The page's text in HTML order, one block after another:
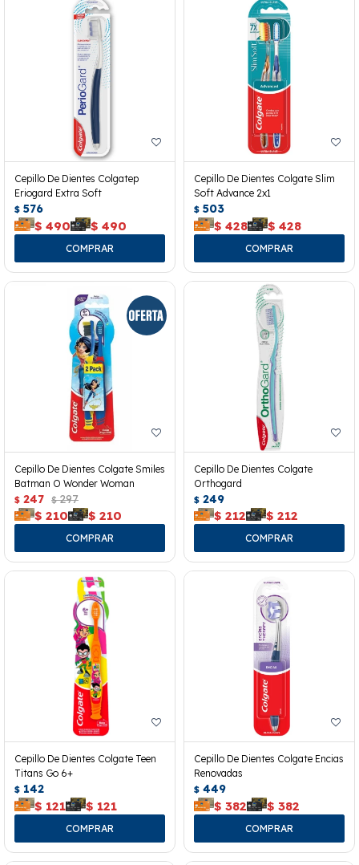
Cepillo De Dientes Colgatep
Eriogard Extra Soft
$ 576
$ 490 $ 490
Cepillo De Dientes Colgate Slim
Soft Advance 2x1
$ 503
$ 428 $ 428
Cepillo De Dientes Colgate Smiles
Batman O Wonder Woman
$ 247 $ 297
$ 210 $ 210
Cepillo De Dientes Colgate
Orthogard
$ 249
$ 212 $ 212
Cepillo De Dientes Colgate Teen
Titans Go 6+
$ 142
$ 121 $ 121
Cepillo De Dientes Colgate Encias
Renovadas
$ 449
$ 382 $ 382